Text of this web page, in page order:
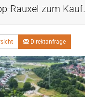
Rauxel zum Kauf.
Direktanfrage